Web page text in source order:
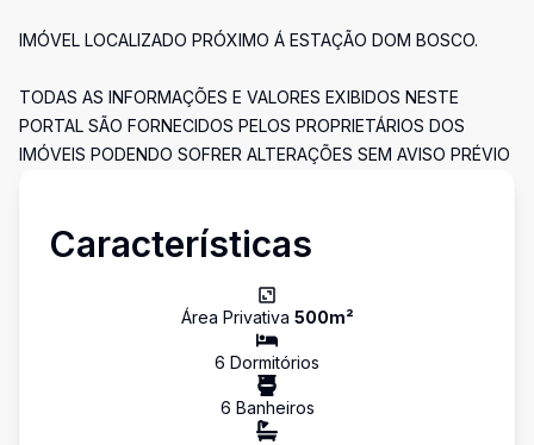
IMÓVEL LOCALIZADO PRÓXIMO Á ESTAÇÃO DOM BOSCO.
TODAS AS INFORMAÇÕES E VALORES EXIBIDOS NESTE
PORTAL SÃO FORNECIDOS PELOS PROPRIETÁRIOS DOS
IMÓVEIS PODENDO SOFRER ALTERAÇÕES SEM AVISO PRÉVIO
Características
Área Privativa 500m²
6 Dormitórios
6 Banheiros